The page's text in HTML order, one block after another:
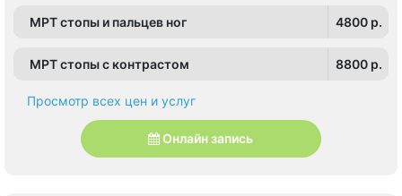
МРТ стопы и пальцев ног 4800 p.
МРТ стопы с контрастом 8800 p.
Просмотр всех цен и услуг
Онлайн запись